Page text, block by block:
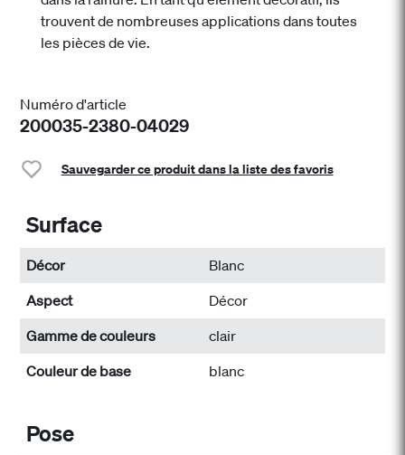
trouvent de nombreuses applications dans toutes
les pièces de vie.
Numéro d'article
200035-2380-04029
Sauvegarder ce produit dans la liste des favoris
Surface
Décor
Blanc
Aspect
Décor
Gamme de couleurs
clair
Couleur de base
blanc
Pose